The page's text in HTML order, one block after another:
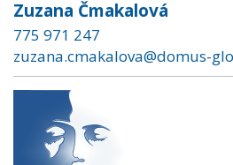
Zuzana Čmakalová
775 971 247
zuzana.cmakalova@domus-